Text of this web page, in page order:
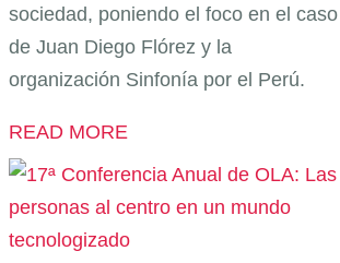
sociedad, poniendo el foco en el caso
de Juan Diego Flórez y la
organización Sinfonía por el Perú.
READ MORE